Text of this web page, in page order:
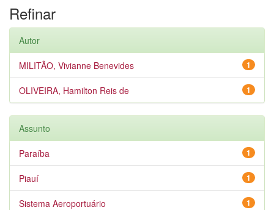
Refinar
Autor
1
MILITÃO, Vivianne Benevides
1
OLIVEIRA, Hamilton Reis de
Assunto
1
Paraíba
1
Piauí
1
Sistema Aeroportuário